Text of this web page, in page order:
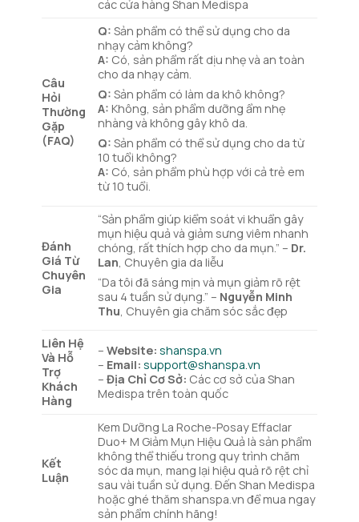
các cửa hàng Shan Medispa
Câu
Hỏi
Thường
Gặp
(FAQ)
Q: Sản phẩm có thể sử dụng cho da
nhạy cảm không?
A: Có, sản phẩm rất dịu nhẹ và an toàn
cho da nhạy cảm.
Q: Sản phẩm có làm da khô không?
A: Không, sản phẩm dưỡng ẩm nhẹ
nhàng và không gây khô da.
Q: Sản phẩm có thể sử dụng cho da từ
10 tuổi không?
A: Có, sản phẩm phù hợp với cả trẻ em
từ 10 tuổi.
Đánh
Giá Từ
Chuyên
Gia
“Sản phẩm giúp kiểm soát vi khuẩn gây
mụn hiệu quả và giảm sưng viêm nhanh
chóng, rất thích hợp cho da mụn.” – Dr.
Lan , Chuyên gia da liễu
“Da tôi đã sáng mịn và mụn giảm rõ rệt
sau 4 tuần sử dụng.” – Nguyễn Minh
Thu, Chuyên gia chăm sóc sắc đẹp
Liên Hệ
Và Hỗ
Trợ
Khách
Hàng
– Website: shanspa.vn
– Email: support@shanspa.vn
– Địa Chỉ Cơ Sở: Các cơ sở của Shan
Medispa trên toàn quốc
Kết
Luận
Kem Dưỡng La Roche-Posay Effaclar
Duo+ M Giảm Mụn Hiệu Quả là sản phẩm
không thể thiếu trong quy trình chăm
sóc da mụn, mang lại hiệu quả rõ rệt chỉ
sau vài tuần sử dụng. Đến Shan Medispa
hoặc ghé thăm shanspa.vn để mua ngay
sản phẩm chính hãng!